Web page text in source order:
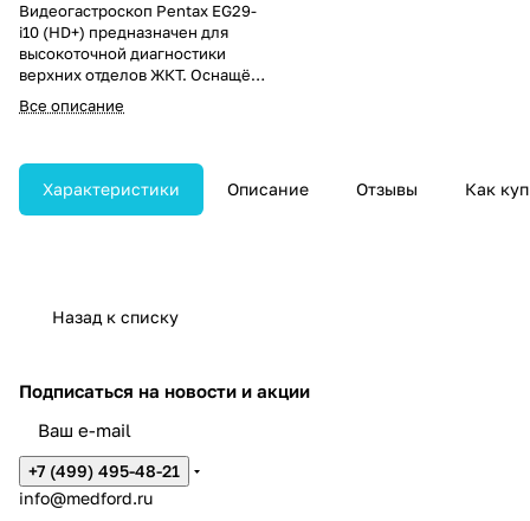
Видеогастроскоп Pentax EG29-
i10 (HD+) предназначен для
высокоточной диагностики
верхних отделов ЖКТ. Оснащён
дистальным концом диаметром
9,9 мм, инструментальным
1050 мм, глубиной резкости 2–
100 мм и углами изгиба
дистальной части 210° вверх /
Все описание
Характеристики Описание Отзывы Как
Назад к списку
Подписаться на новости и акции
+7 (499) 495-48-21
info@medford.ru